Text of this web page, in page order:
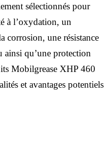
sélectionnés pour
à l’oxydation, un
corrosion, une résistance
ainsi qu’une protection
Mobilgrease XHP 460
et avantages potentiels